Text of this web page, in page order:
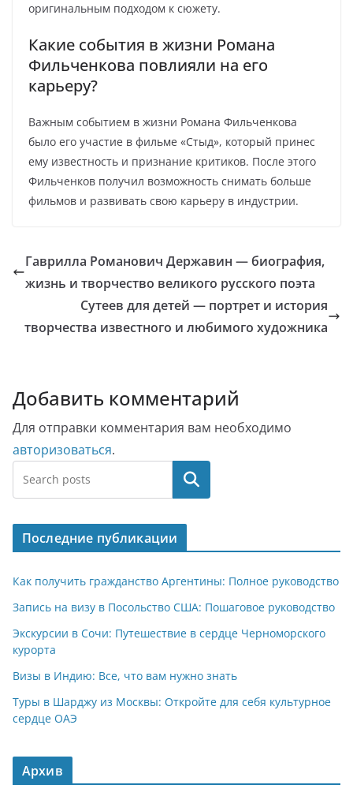
оригинальным подходом к сюжету.
Какие события в жизни Романа
Фильченкова повлияли на его
карьеру?
Важным событием в жизни Романа Фильченкова
было его участие в фильме «Стыд», который принес
ему известность и признание критиков. После этого
Фильченков получил возможность снимать больше
фильмов и развивать свою карьеру в индустрии.
Гаврилла Романович Державин — биография,
жизнь и творчество великого русского поэта
Сутеев для детей — портрет и история
творчества известного и любимого художника
Добавить комментарий
Для отправки комментария вам необходимо
авторизоваться.
Поиск
Последние публикации
Как получить гражданство Аргентины: Полное руководство
Запись на визу в Посольство США: Пошаговое руководство
Экскурсии в Сочи: Путешествие в сердце Черноморского
курорта
Визы в Индию: Все, что вам нужно знать
Туры в Шарджу из Москвы: Откройте для себя культурное
сердце ОАЭ
Архив